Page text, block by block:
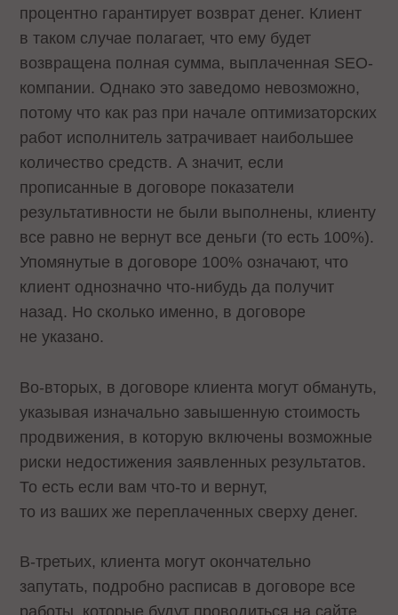
процентно гарантирует возврат денег. Клиент
в таком случае полагает, что ему будет
возвращена полная сумма, выплаченная SEO-
компании. Однако это заведомо невозможно,
потому что как раз при начале оптимизаторских
работ исполнитель затрачивает наибольшее
количество средств. А значит, если
прописанные в договоре показатели
результативности не были выполнены, клиенту
все равно не вернут все деньги (то есть 100%).
Упомянутые в договоре 100% означают, что
клиент однозначно что-нибудь да получит
назад. Но сколько именно, в договоре
не указано.
Во-вторых, в договоре клиента могут обмануть,
указывая изначально завышенную стоимость
продвижения, в которую включены возможные
риски недостижения заявленных результатов.
То есть если вам что-то и вернут,
то из ваших же переплаченных сверху денег.
В-третьих, клиента могут окончательно
запутать, подробно расписав в договоре все